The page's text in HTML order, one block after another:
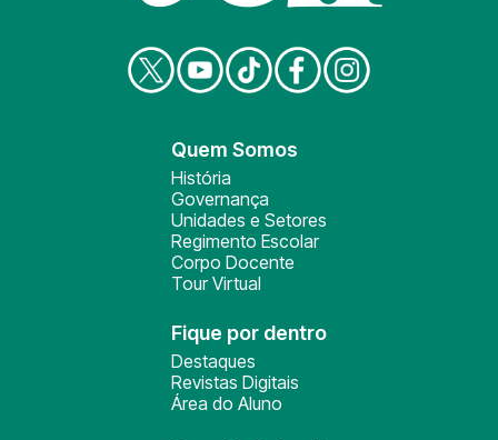
Quem Somos
História
Governança
Unidades e Setores
Regimento Escolar
Corpo Docente
Tour Virtual
Fique por dentro
Destaques
Revistas Digitais
Área do Aluno